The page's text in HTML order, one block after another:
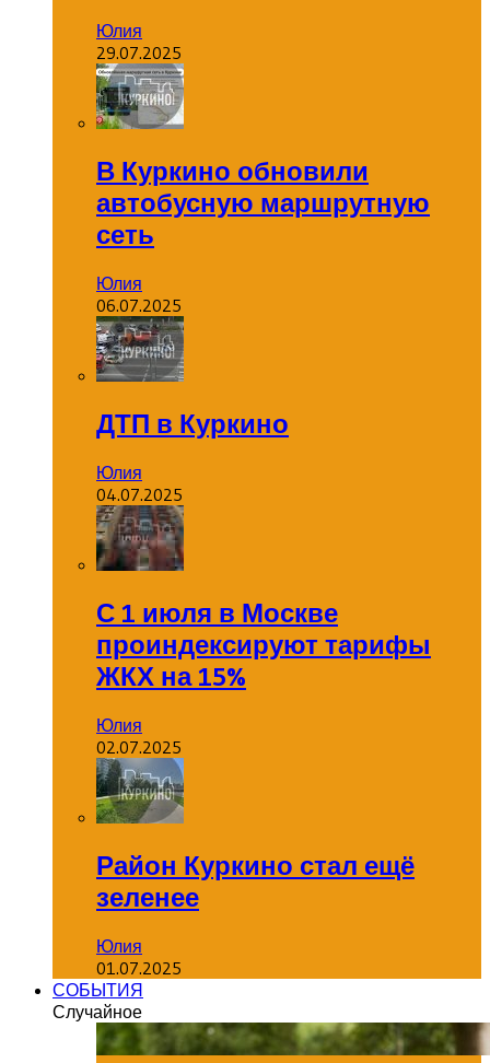
Юлия
29.07.2025
В Куркино обновили
автобусную маршрутную
сеть
Юлия
06.07.2025
ДТП в Куркино
Юлия
04.07.2025
С 1 июля в Москве
проиндексируют тарифы
ЖКХ на 15%
Юлия
02.07.2025
Район Куркино стал ещё
зеленее
Юлия
01.07.2025
СОБЫТИЯ
Случайное